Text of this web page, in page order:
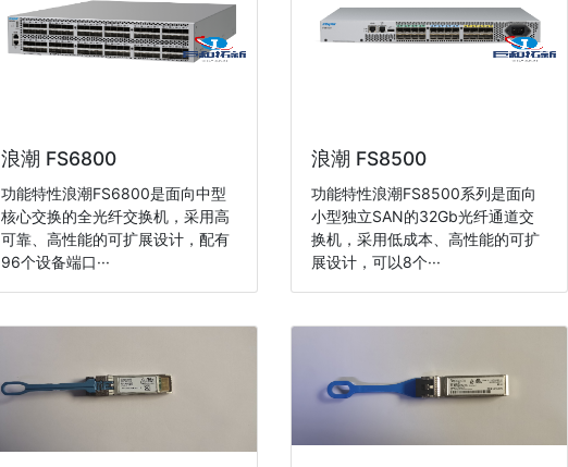
浪潮 FS6800
功能特性浪潮FS6800是面向中型
核心交换的全光纤交换机，采用高
可靠、高性能的可扩展设计，配有
96个设备端口···
浪潮 FS8500
功能特性浪潮FS8500系列是面向
小型独立SAN的32Gb光纤通道交
换机，采用低成本、高性能的可扩
展设计，可以8个···